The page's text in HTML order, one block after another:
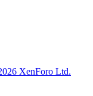
XenForo Ltd.